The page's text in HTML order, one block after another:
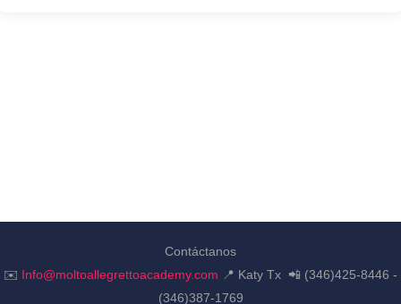
Contáctanos
✉️ Info@moltoallegrettoacademy.com 📍 Katy Tx 📲 (346)425-8446 -
(346)387-1769